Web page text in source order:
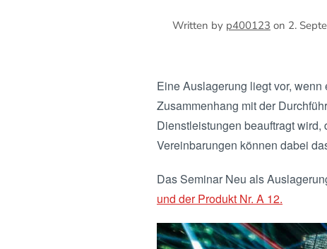
Written by p400123 on 2.
Eine Auslagerung liegt vor,
Zusammenhang mit der
Dienstleistungen beauftragt
Vereinbarungen können dabei
Das Seminar Neu als
und der Produkt Nr. A 12.